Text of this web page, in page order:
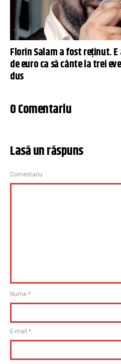
Florin Salam a fost reținut.
de euro ca să cânte la trei
dus
0 Comentariu
Lasă un răspuns
Comentariu
Nume *
E-mail *